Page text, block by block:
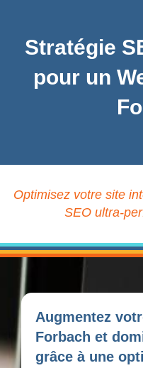
Stratégie
pour un
Optimisez votre site
SEO ultra-
Augmentez
Forbach et
grâce à une